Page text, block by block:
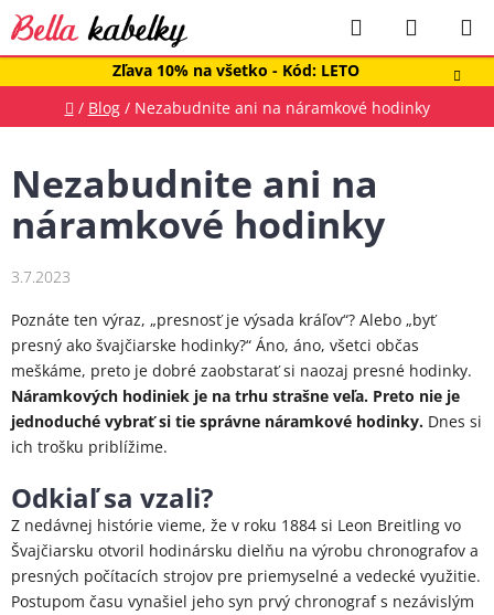
Prejsť
na
obsah
Zľava 10% na všetko - Kód: LETO
Hľadať
KOŠÍK
Domov
/ Blog / Nezabudnite ani na náramkové hodinky
Nezabudnite ani na
náramkové hodinky
3.7.2023
Poznáte ten výraz, „presnosť je výsada kráľov“? Alebo „byť
presný ako švajčiarske hodinky?“ Áno, áno, všetci občas
meškáme, preto je dobré zaobstarať si naozaj presné hodinky.
Náramkových hodiniek je na trhu strašne veľa. Preto nie je
jednoduché vybrať si tie správne náramkové hodinky. Dnes si
ich trošku priblížime.
Odkiaľ sa vzali?
Z nedávnej histórie vieme, že v roku 1884 si Leon Breitling vo
Švajčiarsku otvoril hodinársku dielňu na výrobu chronografov a
presných počítacích strojov pre priemyselné a vedecké využitie.
Postupom času vynašiel jeho syn prvý chronograf s nezávislým